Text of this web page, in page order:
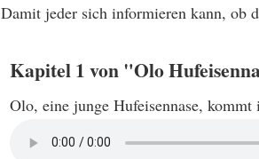
Damit jeder sich informieren kann, ob
Kapitel 1 von "Olo
Olo, eine junge Hufeisennase,